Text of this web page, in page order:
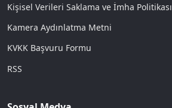
Kişisel Verileri Saklama ve İmha Politikası
Kamera Aydınlatma Metni
KVKK Başvuru Formu
RSS